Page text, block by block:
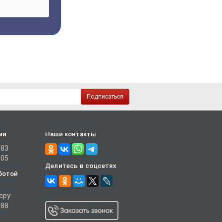
Подписаться
Наши контакты
Делитесь в соцсетях